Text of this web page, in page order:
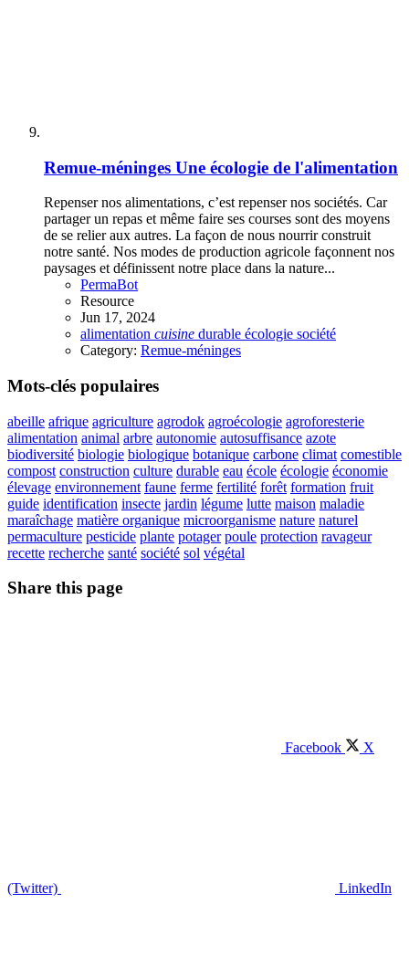
Remue-méninges Une écologie de l'alimentation
Repenser nos alimentations, c’est repenser nos sociétés. Car
partager un repas et même faire ses courses sont des moyens
de se relier aux autres. La façon de nous nourrir construit
notre santé. Nos modes de production agricole façonnent nos
paysages et définissent notre place dans la nature...
PermaBot
Resource
Jun 17, 2024
alimentation cuisine durable écologie société
Category: Remue-méninges
Mots-clés populaires
abeille afrique agriculture agrodok agroécologie agroforesterie
alimentation animal arbre autonomie autosuffisance azote
biodiversité biologie biologique botanique carbone climat comestible
compost construction culture durable eau école écologie économie
élevage environnement faune ferme fertilité forêt formation fruit
guide identification insecte jardin légume lutte maison maladie
maraîchage matière organique microorganisme nature naturel
permaculture pesticide plante potager poule protection ravageur
recette recherche santé société sol végétal
Share this page
Facebook X
(Twitter) LinkedIn